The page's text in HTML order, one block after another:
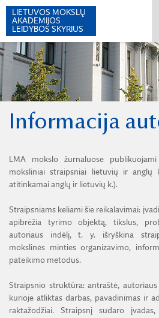
ACTA MEDICA LITUANICA
BIOLOGIJA
ENERGETIKA
FILOSOFIJA. SOCIOLOGIJA
MENOTYRA
ŽEMĖS ŪKIO MOKSLAI
LIETUVOS MOKSLŲ
AKADEMIJOS
LEIDYBOS SKYRIUS
Informacija
LMA mokslo žurnaluose
moksliniai straipsniai lietuvių ir anglų
atitinkamai anglų ir lietuvių k.).
Straipsniams keliami šie reikalavimai:
apibrėžia tyrimo objektą, tikslus,
autoriaus indėlį, t. y. išryškina
mokslinės minties organizavimo,
pateikimo metodus.
Straipsnio struktūra: antraštė,
kurioje atliktas darbas, pavadinimas ir
raktažodžiai. Straipsnį sudaro